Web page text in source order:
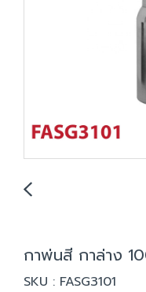
กาพ่นสี กาล่าง
SKU : FASG3101